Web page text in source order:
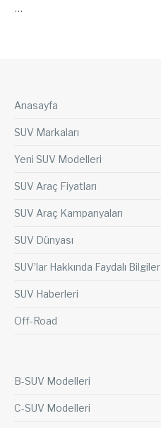
…
Anasayfa
SUV Markaları
Yeni SUV Modelleri
SUV Araç Fiyatları
SUV Araç Kampanyaları
SUV Dünyası
SUV’lar Hakkında Faydalı Bilgiler
SUV Haberleri
Off-Road
B-SUV Modelleri
C-SUV Modelleri